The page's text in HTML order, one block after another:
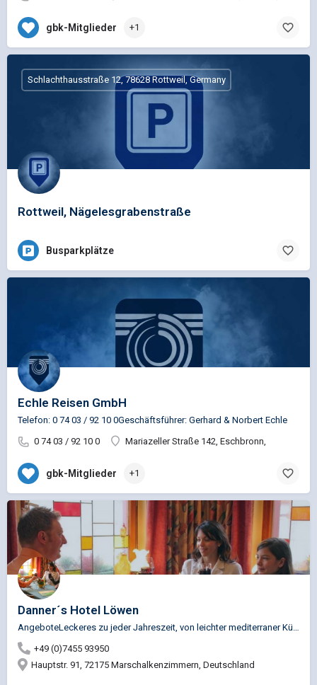
gbk-Mitglieder +1
Rottweil, Nägelesgrabenstraße
Schlachthausstraße 12, 78628 Rottweil, Germany
Busparkplätze
Echle Reisen GmbH
Telefon: 0 74 03 / 92 10 0Geschäftsführer: Gerhard & Norbert Echle
0 74 03 / 92 10 0
Mariazeller Straße 142, Eschbronn,
gbk-Mitglieder +1
Danner´s Hotel Löwen
+49 (0)7455 93950
Hauptstr. 91, 72175 Marschalkenzimmern, Deutschland